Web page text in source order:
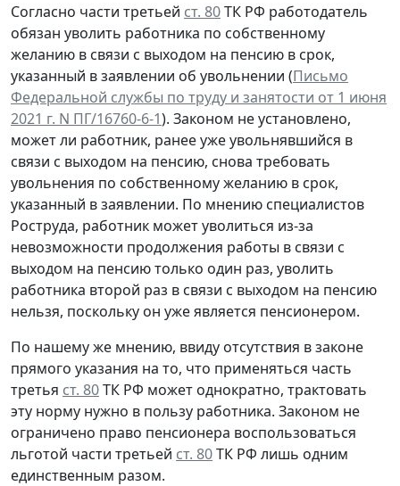
Согласно части третьей ст. 80ТК РФ работодатель
обязан уволить работника по собственному
желанию в связи с выходом на пенсию в срок,
указанный в заявлении об увольнении (Письмо
Федеральной службы по труду и занятости от 1 июня
2021 г. N ПГ/16760-6-1). Законом не установлено,
может ли работник, ранее уже увольнявшийся в
связи с выходом на пенсию, снова требовать
увольнения по собственному желанию в срок,
указанный в заявлении. По мнению специалистов
Роструда, работник может уволиться из-за
невозможности продолжения работы в связи с
выходом на пенсию только один раз, уволить
работника второй раз в связи с выходом на пенсию
нельзя, поскольку он уже является пенсионером.
По нашему же мнению, ввиду отсутствия в законе
прямого указания на то, что применяться часть
третья ст. 80ТК РФ может однократно, трактовать
эту норму нужно в пользу работника. Законом не
ограничено право пенсионера воспользоваться
льготой части третьей ст. 80ТК РФ лишь одним
единственным разом.